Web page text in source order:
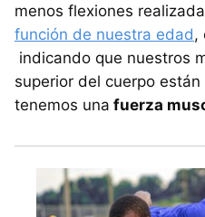
menos flexiones
función de nuestra edad,
indicando que nuestros
superior del cuerpo
tenemos una fuerza